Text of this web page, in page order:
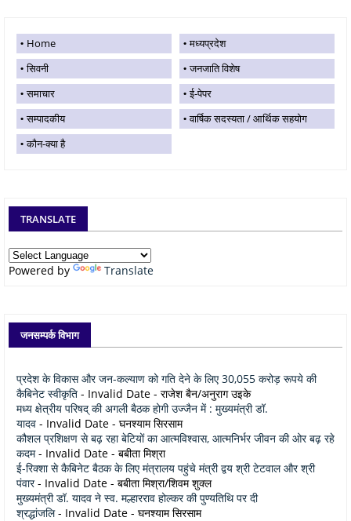
Home
मध्यप्रदेश
सिवनी
जनजाति विशेष
समाचार
ई-पेपर
सम्पादकीय
वार्षिक सदस्यता / आर्थिक सहयोग
कौन-क्या है
TRANSLATE
Powered by Translate
जनसम्पर्क विभाग
प्रदेश के विकास और जन-कल्याण को गति देने के लिए 30,055 करोड़ रूपये की
कैबिनेट स्वीकृति - Invalid Date - राजेश बैन/अनुराग उइके
मध्य क्षेत्रीय परिषद् की अगली बैठक होगी उज्जैन में : मुख्यमंत्री डॉ.
यादव - Invalid Date - घनश्याम सिरसाम
कौशल प्रशिक्षण से बढ़ रहा बेटियों का आत्मविश्वास, आत्मनिर्भर जीवन की ओर बढ़ रहे
कदम- Invalid Date - बबीता मिश्रा
ई-रिक्शा से कैबिनेट बैठक के लिए मंत्रालय पहुंचे मंत्री द्वय श्री टेटवाल और श्री
पंवार- Invalid Date - बबीता मिश्रा/शिवम शुक्ल
मुख्यमंत्री डॉ. यादव ने स्व. मल्हारराव होल्कर की पुण्यतिथि पर दी
श्रद्धांजलि- Invalid Date - घनश्याम सिरसाम